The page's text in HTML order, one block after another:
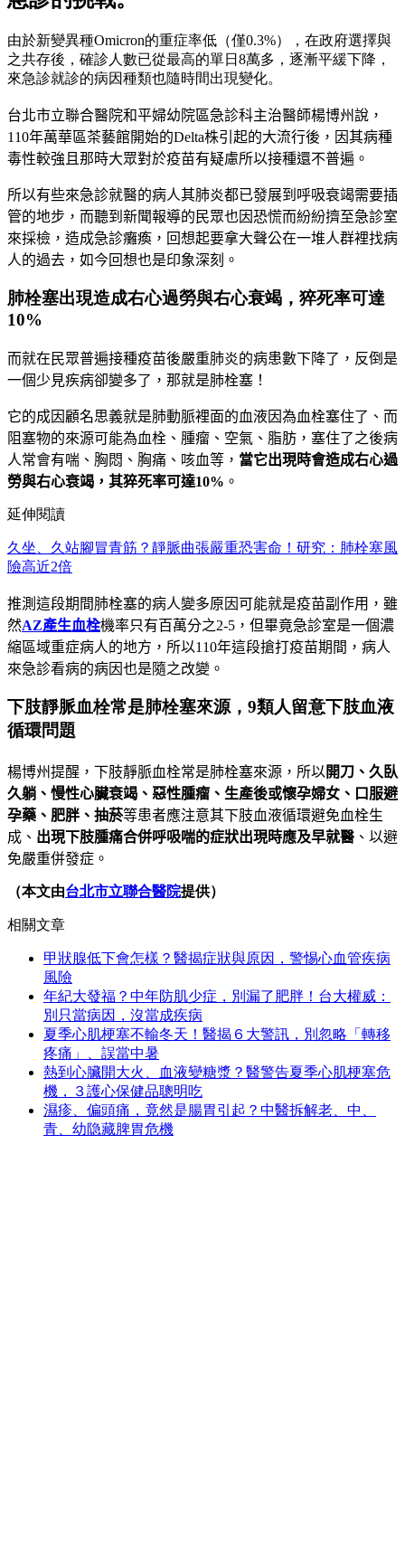
由於新變異種Omicron的重症率低（僅0.3%），在政府選擇與
之共存後，確診人數已從最高的單日8萬多，逐漸平緩下降，
來急診就診的病因種類也隨時間出現變化。
台北市立聯合醫院和平婦幼院區急診科主治醫師楊博州說，
110年萬華區茶藝館開始的Delta株引起的大流行後，因其病種
毒性較強且那時大眾對於疫苗有疑慮所以接種還不普遍。
所以有些來急診就醫的病人其肺炎都已發展到呼吸衰竭需要插
管的地步，而聽到新聞報導的民眾也因恐慌而紛紛擠至急診室
來採檢，造成急診癱瘓，回想起要拿大聲公在一堆人群裡找病
人的過去，如今回想也是印象深刻。
肺栓塞出現造成右心過勞與右心衰竭，猝死率可達
10%
而就在民眾普遍接種疫苗後嚴重肺炎的病患數下降了，反倒是
一個少見疾病卻變多了，那就是肺栓塞！
它的成因顧名思義就是肺動脈裡面的血液因為血栓塞住了、而
阻塞物的來源可能為血栓、腫瘤、空氣、脂肪，塞住了之後病
人常會有喘、胸悶、胸痛、咳血等， 當它出現時會造成右心過
勞與右心衰竭，其猝死率可達10% 。
延伸閱讀
久坐、久站腳冒青筋？靜脈曲張嚴重恐害命！研究：肺栓塞風
險高近2倍
推測這段期間肺栓塞的病人變多原因可能就是疫苗副作用，雖
然AZ產生血栓機率只有百萬分之2-5 ，但畢竟急診室是一個濃
縮區域重症病人的地方，所以110年這段搶打疫苗期間，病人
來急診看病的病因也是隨之改變。
下肢靜脈血栓常是肺栓塞來源，9類人留意下肢血液
循環問題
楊博州提醒 ， 下肢靜脈血栓常是肺栓塞來源，所以 開刀、久臥
久躺、慢性心臟衰竭、惡性腫瘤、生產後或懷孕婦女、口服避
孕藥、肥胖、抽菸等患者應注意其下肢血液循環避免血栓生
成、 出現下肢腫痛合併呼吸喘的症狀出現時應及早就醫 、以避
免嚴重併發症。
（本文由台北市立聯合醫院提供）
相關文章
甲狀腺低下會怎樣？醫揭症狀與原因，警惕心血管疾病
風險
年紀大發福？中年防肌少症，別漏了肥胖！台大權威：
別只當病因，沒當成疾病
夏季心肌梗塞不輸冬天！醫揭６大警訊，別忽略「轉移
疼痛」、誤當中暑
熱到心臟開大火、血液變糖漿？醫警告夏季心肌梗塞危
機，３護心保健品聰明吃
濕疹、偏頭痛，竟然是腸胃引起？中醫拆解老、中、
青、幼隐藏脾胃危機